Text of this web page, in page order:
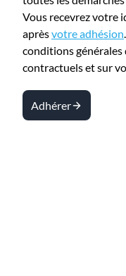
Vous recevrez votre
aprèsvotre adhésion
conditions générales
contractuels et sur
Adhérer